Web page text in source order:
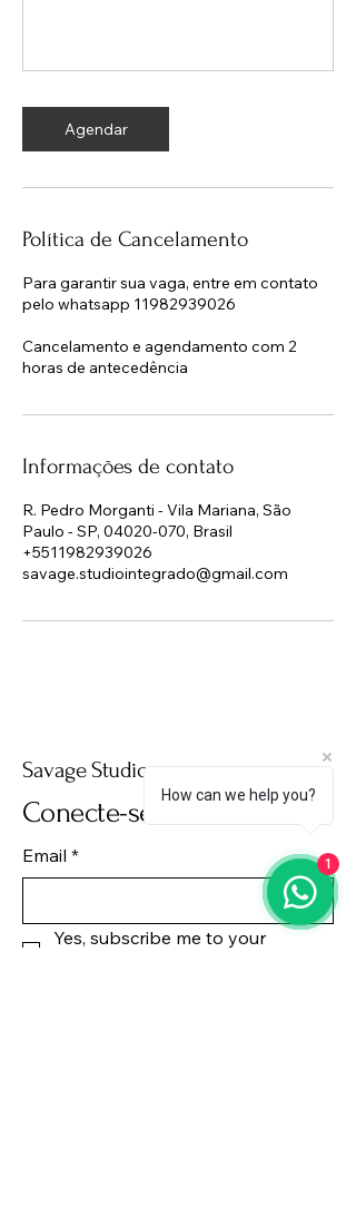
Agendar
Política de Cancelamento
Para garantir sua vaga, entre em contato
pelo whatsapp 11982939026
Cancelamento e agendamento com 2
horas de antecedência
Informações de contato
R. Pedro Morganti - Vila Mariana, São
Paulo - SP, 04020-070, Brasil
+5511982939026
savage.studiointegrado@gmail.com
Savage Studio
Conecte-se Conosco
Email *
Yes, subscribe me to your
How can we help you?
1